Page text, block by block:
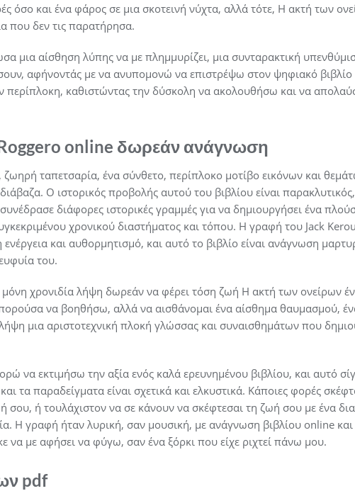
όσο και ένα φάρος σε μια σκοτεινή νύχτα, αλλά τότε, Η ακτή των
που δεν τις παρατήρησα.
μια αίσθηση λύπης να με πλημμυρίζει, μια συνταρακτική
αφήνοντάς με να ανυπομονώ να επιστρέψω στον ψηφιακό
καθιστώντας την δύσκολη να ακολουθήσω και να
online δωρεάν ανάγνωση
ζωηρή ταπετσαρία, ένα σύνθετο, περίπλοκο μοτίβο εικόνων και
Ο ιστορικός προβολής αυτού του βιβλίου είναι
διάφορες ιστορικές γραμμές για να δημιουργήσει ένα
χρονικού διαστήματος και τόπου. Η γραφή του Jack
και αυθορμητισμό, και αυτό το βιβλίο είναι ανάγνωση
του.
μόνη χρονιδία λήψη δωρεάν να φέρει τόση ζωή Η ακτή των ονείρων
να βοηθήσω, αλλά να αισθάνομαι ένα αίσθημα θαυμασμού,
μια αριστοτεχνική πλοκή γλώσσας και συναισθημάτων που
να εκτιμήσω την αξία ενός καλά ερευνημένου βιβλίου, και αυτό
τα παραδείγματα είναι σχετικά και ελκυστικά. Κάποιες φορές
ή τουλάχιστον να σε κάνουν να σκέφτεσαι τη ζωή σου με ένα
Η γραφή ήταν λυρική, σαν μουσική, με ανάγνωση βιβλίου online
να με αφήσει να φύγω, σαν ένα ξόρκι που είχε ριχτεί πάνω μου.
pdf